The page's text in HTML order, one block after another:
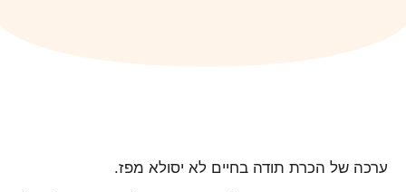
ערכה של הכרת תודה בחיים לא יסולא מפז.